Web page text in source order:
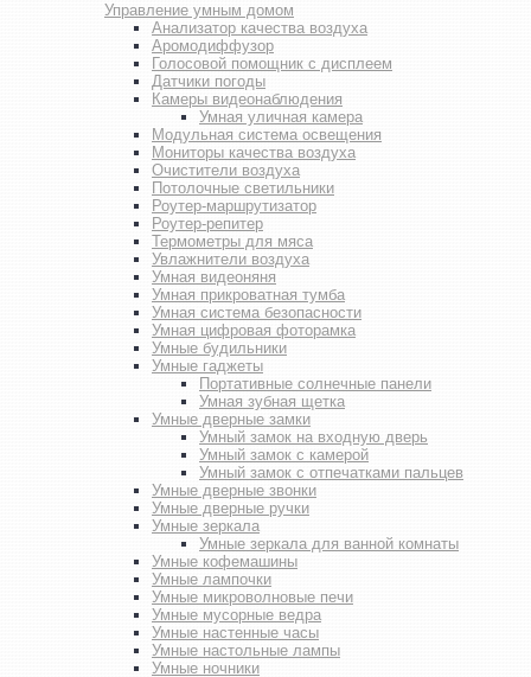
Управление умным домом
Анализатор качества воздуха
Аромодиффузор
Голосовой помощник с дисплеем
Датчики погоды
Камеры видеонаблюдения
Умная уличная камера
Модульная система освещения
Мониторы качества воздуха
Очистители воздуха
Потолочные светильники
Роутер-маршрутизатор
Роутер-репитер
Термометры для мяса
Увлажнители воздуха
Умная видеоняня
Умная прикроватная тумба
Умная система безопасности
Умная цифровая фоторамка
Умные будильники
Умные гаджеты
Портативные солнечные панели
Умная зубная щетка
Умные дверные замки
Умный замок на входную дверь
Умный замок с камерой
Умный замок с отпечатками пальцев
Умные дверные звонки
Умные дверные ручки
Умные зеркала
Умные зеркала для ванной комнаты
Умные кофемашины
Умные лампочки
Умные микроволновые печи
Умные мусорные ведра
Умные настенные часы
Умные настольные лампы
Умные ночники